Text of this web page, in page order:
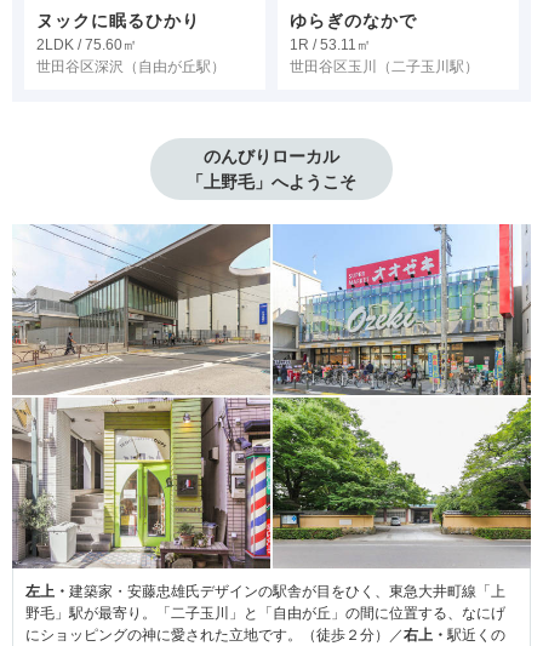
ヌックに眠るひかり
2LDK / 75.60㎡
世田谷区深沢 （自由が丘駅）
ゆらぎのなかで
1R / 53.11㎡
世田谷区玉川
（二子玉川駅）
のんびりローカル
「上野毛」へようこそ
左上・ 建築家・安藤忠雄氏デザインの駅舎が目をひく、東急大井町線「上
野毛」駅が最寄り。「二子玉川」と「自由が丘」の間に位置する、なにげ
にショッピングの神に愛された立地です。（徒歩２分）／右上・駅近くの